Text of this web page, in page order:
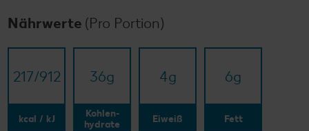
Nährwerte (Pro Portion)
217/​912
kcal / kJ
36g
Kohlen-
hydrate
4g
Eiweiß
6g
Fett